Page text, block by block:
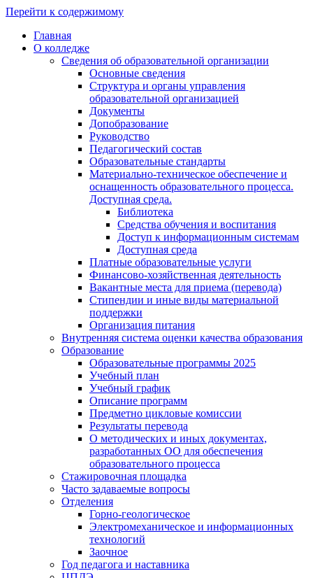
Перейти к содержимому
Главная
О колледже
Сведения об образовательной организации
Основные сведения
Структура и органы управления
образовательной организацией
Документы
Допобразование
Руководство
Педагогический состав
Образовательные стандарты
Материально-техническое обеспечение и
оснащенность образовательного процесса.
Доступная среда.
Библиотека
Средства обучения и воспитания
Доступ к информационным системам
Доступная среда
Платные образовательные услуги
Финансово-хозяйственная деятельность
Вакантные места для приема (перевода)
Стипендии и иные виды материальной
поддержки
Организация питания
Внутренняя система оценки качества образования
Образование
Образовательные программы 2025
Учебный план
Учебный график
Описание программ
Предметно цикловые комиссии
Результаты перевода
О методических и иных документах,
разработанных ОО для обеспечения
образовательного процесса
Стажировочная площадка
Часто задаваемые вопросы
Отделения
Горно-геологическое
Электромеханическое и информационных
технологий
Заочное
Год педагога и наставника